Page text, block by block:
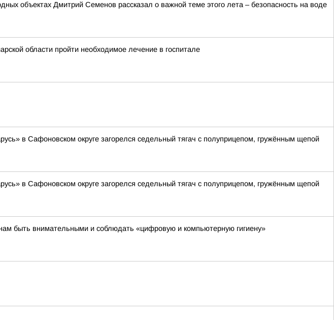
объектах Дмитрий Семенов рассказал о важной теме этого лета – безопасность на воде
области пройти необходимое лечение в госпитале
в Сафоновском округе загорелся седельный тягач с полуприцепом, гружённым щепой
в Сафоновском округе загорелся седельный тягач с полуприцепом, гружённым щепой
быть внимательными и соблюдать «цифровую и компьютерную гигиену»